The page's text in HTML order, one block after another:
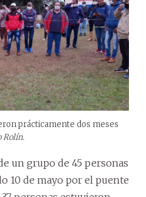
prácticamente dos meses
Rolín.
un grupo de 45 personas
10 de mayo por el puente